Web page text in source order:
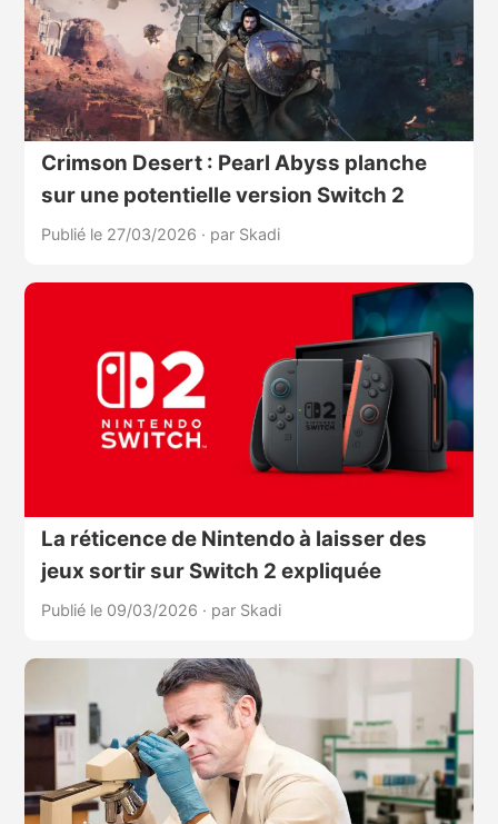
Crimson Desert : Pearl Abyss planche
sur une potentielle version Switch 2
Publié le 27/03/2026 · par Skadi
La réticence de Nintendo à laisser des
jeux sortir sur Switch 2 expliquée
Publié le 09/03/2026 · par Skadi